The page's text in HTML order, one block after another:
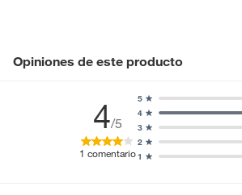
Opiniones de este producto
4/5
1 comentario1
2
3
4
5